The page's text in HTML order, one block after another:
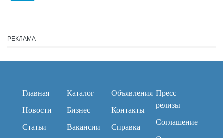
РЕКЛАМА
Главная
Новости
Статьи
Каталог
Бизнес
Вакансии
Объявления
Контакты
Справка
Пресс-
релизы
Соглашение